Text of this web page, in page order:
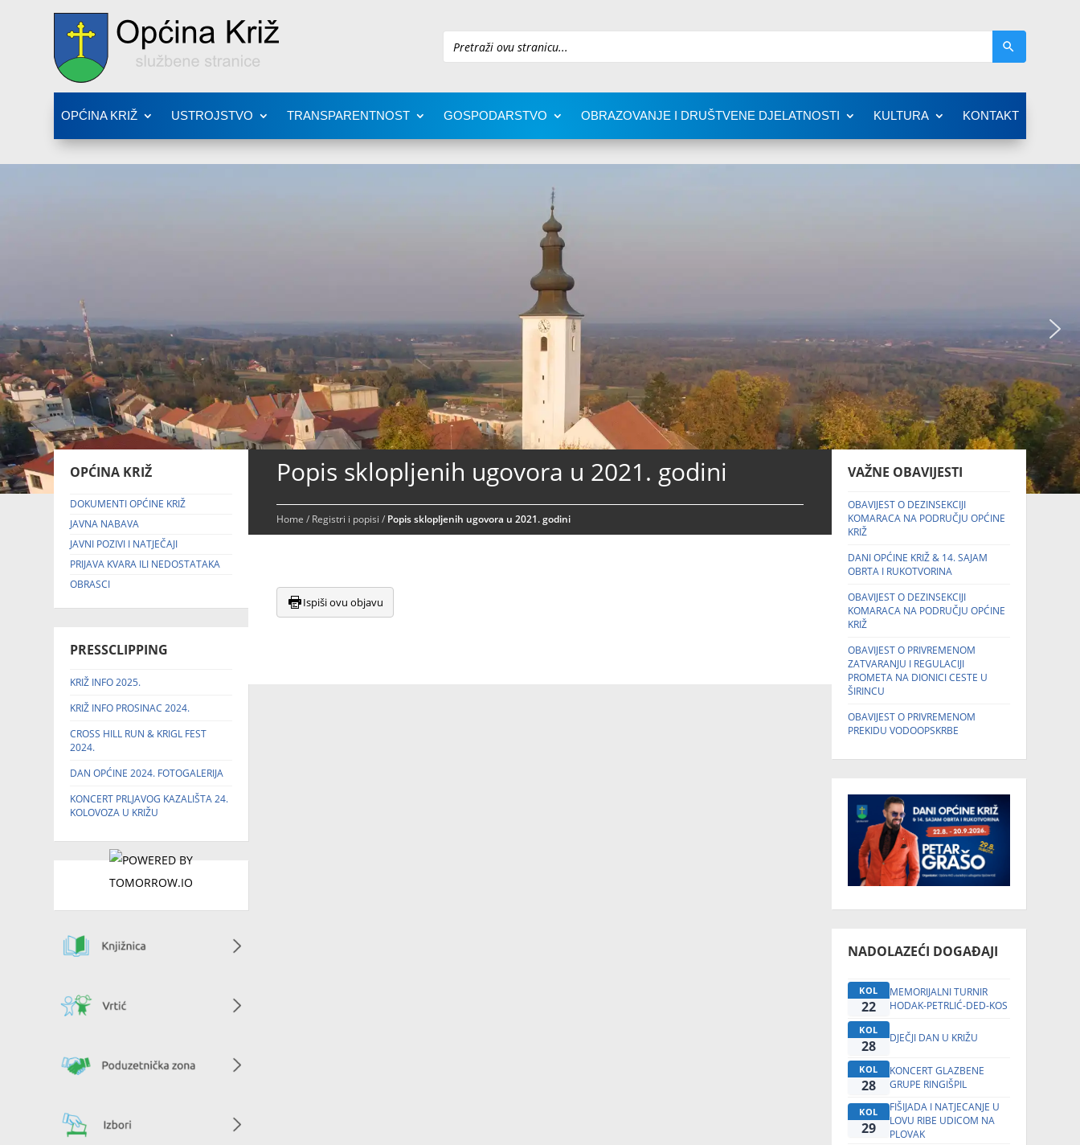
Pretraži
OPĆINA KRIŽ USTROJSTVO TRANSPARENTNOST GOSPODARSTVO OBRAZOVANJE I DRUŠTVENE DJELATNOSTI KULTURA KONTAKT
OPĆINA KRIŽ
DOKUMENTI OPĆINE KRIŽ
JAVNA NABAVA
JAVNI POZIVI I NATJEČAJI
PRIJAVA KVARA ILI NEDOSTATAKA
OBRASCI
PRESSCLIPPING
KRIŽ INFO 2025.
KRIŽ INFO PROSINAC 2024.
CROSS HILL RUN & KRIGL FEST
2024.
DAN OPĆINE 2024. FOTOGALERIJA
KONCERT PRLJAVOG KAZALIŠTA 24.
KOLOVOZA U KRIŽU
Popis sklopljenih ugovora u 2021. godini
Home / Registri i popisi / Popis sklopljenih ugovora u 2021. godini
Ispiši ovu objavu
VAŽNE OBAVIJESTI
OBAVIJEST O DEZINSEKCIJI
KOMARACA NA PODRUČJU OPĆINE
KRIŽ
DANI OPĆINE KRIŽ & 14. SAJAM
OBRTA I RUKOTVORINA
OBAVIJEST O DEZINSEKCIJI
KOMARACA NA PODRUČJU OPĆINE
KRIŽ
OBAVIJEST O PRIVREMENOM
ZATVARANJU I REGULACIJI
PROMETA NA DIONICI CESTE U
ŠIRINCU
OBAVIJEST O PRIVREMENOM
PREKIDU VODOOPSKRBE
NADOLAZEĆI DOGAĐAJI
KOL
22
MEMORIJALNI TURNIR
HODAK-PETRLIĆ-DED-KOS
KOL
28 DJEČJI DAN U KRIŽU
KOL
28
KONCERT GLAZBENE
GRUPE RINGIŠPIL
KOL
29
FIŠIJADA I NATJECANJE U
LOVU RIBE UDICOM NA
PLOVAK